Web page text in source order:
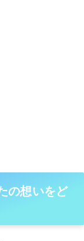
の想いをど